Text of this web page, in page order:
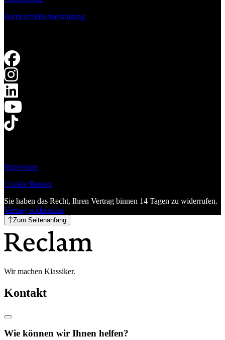
Barrierefreiheitserklärung
Impressum
Cookie Banner
Sie haben das Recht, Ihren Vertrag binnen 14 Tagen zu widerrufen.
Vertrag widerrufen
Zum Seitenanfang
Wir machen Klassiker.
Kontakt
Wie können wir Ihnen helfen?